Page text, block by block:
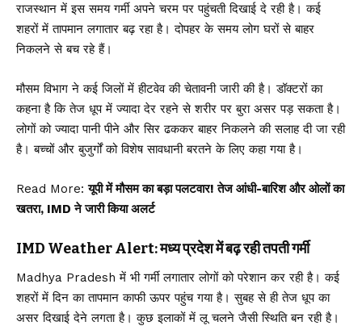
राजस्थान में इस समय गर्मी अपने चरम पर पहुंचती दिखाई दे रही है। कई
शहरों में तापमान लगातार बढ़ रहा है। दोपहर के समय लोग घरों से बाहर
निकलने से बच रहे हैं।
मौसम विभाग ने कई जिलों में हीटवेव की चेतावनी जारी की है। डॉक्टरों का
कहना है कि तेज धूप में ज्यादा देर रहने से शरीर पर बुरा असर पड़ सकता है।
लोगों को ज्यादा पानी पीने और सिर ढककर बाहर निकलने की सलाह दी जा रही
है। बच्चों और बुजुर्गों को विशेष सावधानी बरतने के लिए कहा गया है।
Read More:यूपी में मौसम का बड़ा पलटवार! तेज आंधी-बारिश और ओलों का
खतरा, IMD ने जारी किया अलर्ट
IMD Weather Alert: मध्य प्रदेश में बढ़ रही तपती गर्मी
Madhya Pradesh में भी गर्मी लगातार लोगों को परेशान कर रही है। कई
शहरों में दिन का तापमान काफी ऊपर पहुंच गया है। सुबह से ही तेज धूप का
असर दिखाई देने लगता है। कुछ इलाकों में लू चलने जैसी स्थिति बन रही है।